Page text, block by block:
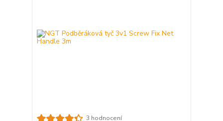
3 hodnocení